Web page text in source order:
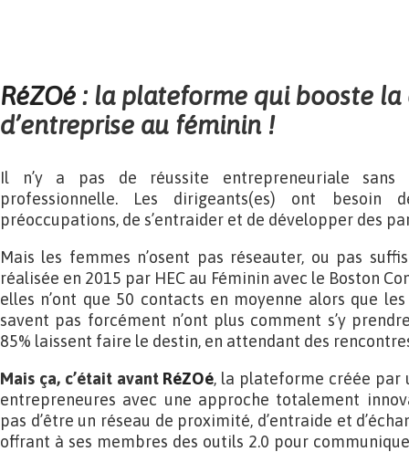
RéZOé : la plateforme qui booste la
d’entreprise au féminin !
Il n’y a pas de réussite entrepreneuriale sans
professionnelle. Les dirigeants(es) ont besoin
préoccupations, de s’entraider et de développer des
Mais les femmes n’osent pas réseauter, ou pas
réalisée en 2015 par HEC au Féminin avec le Boston
elles n’ont que 50 contacts en moyenne alors que
savent pas forcément n’ont plus comment s’y
85% laissent faire le destin, en attendant des
Mais ça, c’était avant RéZOé, la plateforme créée par
entrepreneures avec une approche totalement
pas d’être un réseau de proximité, d’entraide et
offrant à ses membres des outils 2.0 pour